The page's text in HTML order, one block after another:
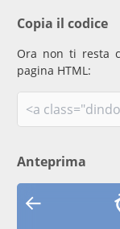
Copia il codice
Ora non ti resta
pagina HTML:
Anteprima